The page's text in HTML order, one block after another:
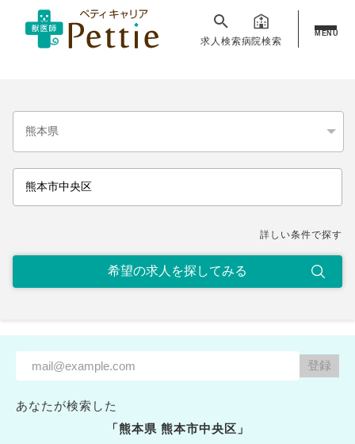
求人検索病院検索
MENU
詳しい条件で探す
あなたが検索した
「熊本県 熊本市中央区」